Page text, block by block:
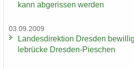
kann ab­ge­ris­sen wer­den
03.09.2009
Lan­des­di­rek­ti­on Dres­den
le­brü­cke Dresden-​Pieschen